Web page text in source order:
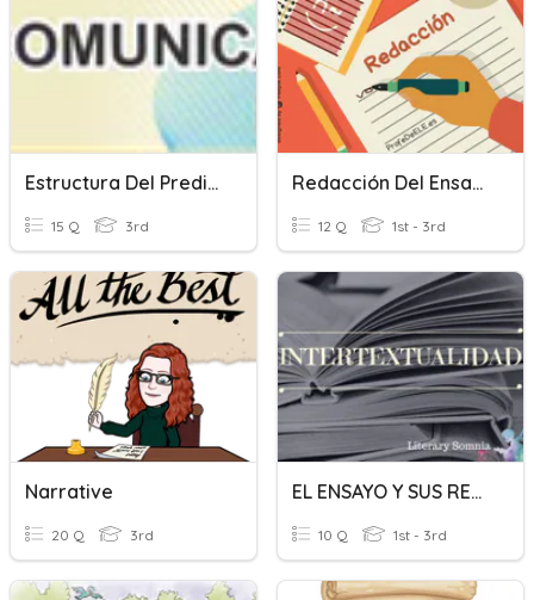
Estructura Del Predicado
15 Q 3rd
Redacción Del Ensayo
12 Q 1st - 3rd
Narrative
20 Q 3rd
EL ENSAYO Y SUS RELACIONES INTERTEXTUALES
10 Q 1st - 3rd